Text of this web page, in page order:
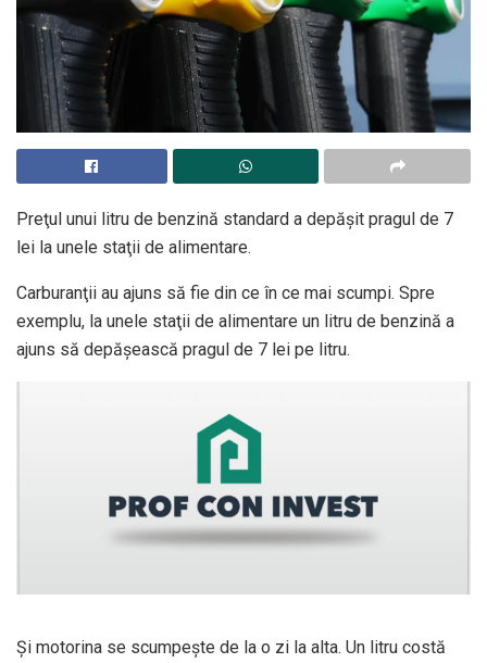
Preţul unui litru de benzină standard a depăşit pragul de 7
lei la unele staţii de alimentare.
Carburanţii au ajuns să fie din ce în ce mai scumpi. Spre
exemplu, la unele staţii de alimentare un litru de benzină a
ajuns să depăşească pragul de 7 lei pe litru.
Şi motorina se scumpeşte de la o zi la alta. Un litru costă